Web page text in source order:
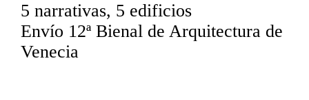
5 narrativas, 5 edificios
Envío 12ª Bienal de Arquitectura de
Venecia